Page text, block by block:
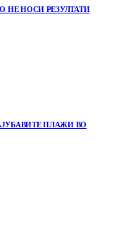
НОСИ РЕЗУЛТАТИ
ПЛАЖИ ВО